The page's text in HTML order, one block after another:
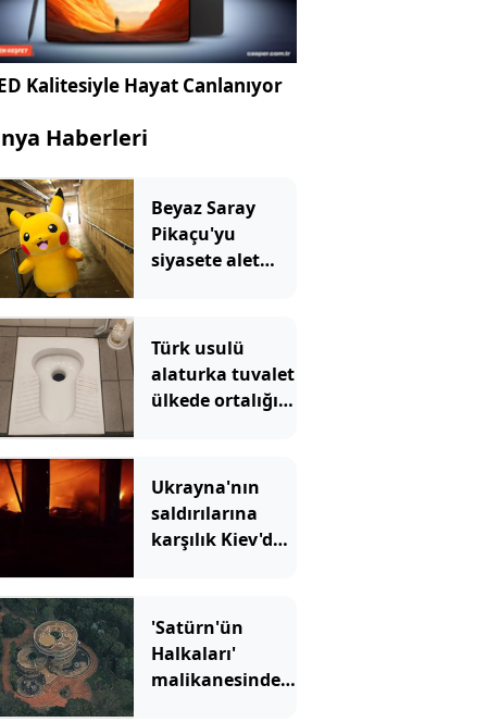
Kalitesiyle Hayat Canlanıyor
Haberleri
Beyaz Saray
Pikaçu'yu
siyasete alet
uyarı geldi
Türk usulü
alaturka tuvalet
ülkede ortalığı
Ukrayna'nın
saldırılarına
karşılık Kiev'de
yağdı
'Satürn'ün
Halkaları'
malikanesinde